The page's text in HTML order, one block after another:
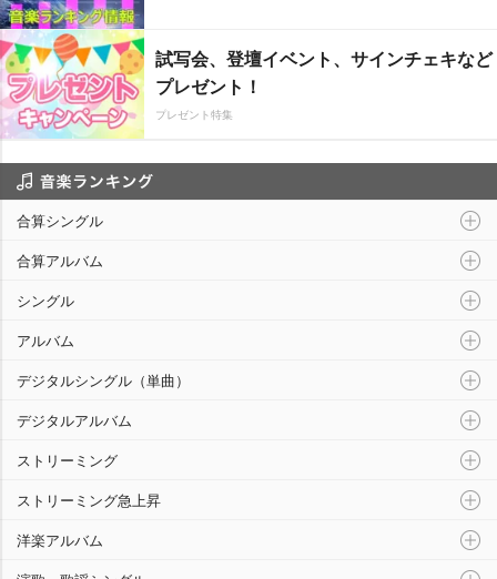
試写会、登壇イベント、サインチェキなど
プレゼント！
プレゼント特集
合算シングル
合算アルバム
シングル
アルバム
デジタルシングル（単曲）
デジタルアルバム
ストリーミング
ストリーミング急上昇
洋楽アルバム